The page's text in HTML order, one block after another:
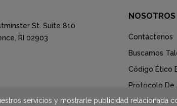
servicios y mostrarle publicidad relacionada
St. Suite 810
RI 02903
NOSOTROS
Contáctenos
Buscamos
Código Ético
Protocolo De
Canal De